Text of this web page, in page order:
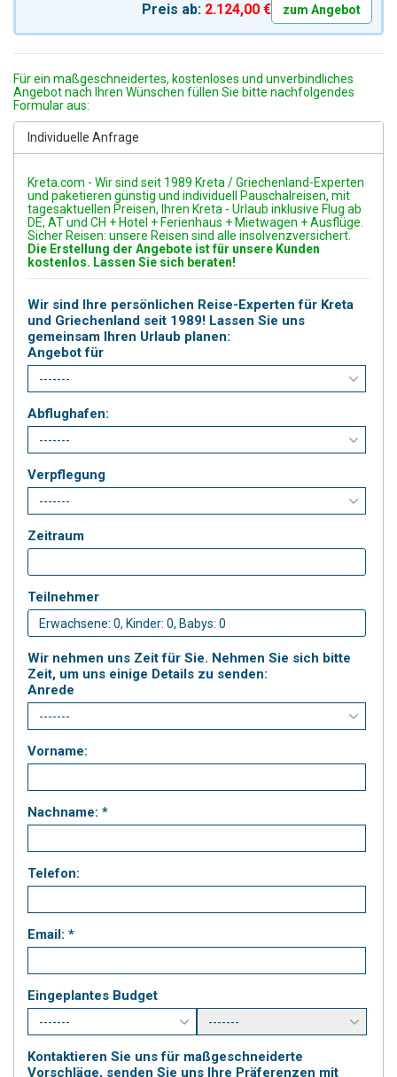
Preis ab: 2.124,00 € zum Angebot
Für ein maßgeschneidertes, kostenloses und unverbindliches
Angebot nach Ihren Wünschen füllen Sie bitte nachfolgendes
Formular aus:
Individuelle Anfrage
Kreta.com - Wir sind seit 1989 Kreta / Griechenland-Experten
und paketieren günstig und individuell Pauschalreisen, mit
tagesaktuellen Preisen, Ihren Kreta - Urlaub inklusive Flug ab
DE, AT und CH + Hotel + Ferienhaus + Mietwagen + Ausflüge.
Sicher Reisen: unsere Reisen sind alle insolvenzversichert.
Die Erstellung der Angebote ist für unsere Kunden
kostenlos. Lassen Sie sich beraten!
Wir sind Ihre persönlichen Reise-Experten für Kreta
und Griechenland seit 1989! Lassen Sie uns
gemeinsam Ihren Urlaub planen:
Angebot für
Abflughafen:
Verpflegung
Zeitraum
Teilnehmer
Wir nehmen uns Zeit für Sie. Nehmen Sie sich bitte
Zeit, um uns einige Details zu senden:
Anrede
Vorname:
Nachname: *
Telefon:
Email: *
Eingeplantes Budget
Kontaktieren Sie uns für maßgeschneiderte
Vorschläge, senden Sie uns Ihre Präferenzen mit